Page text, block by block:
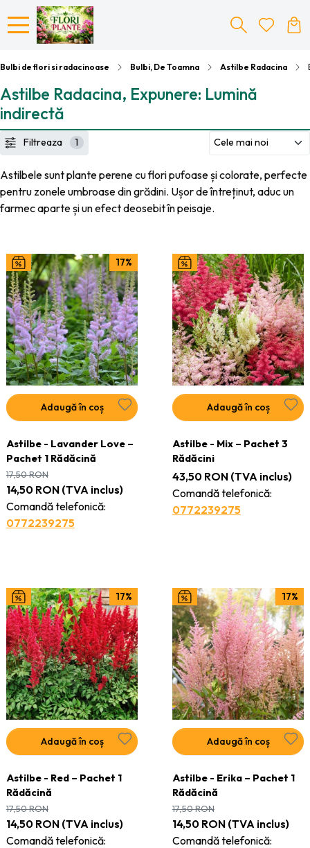
Bulbi de flori si radacinoase Bulbi, De Toamna Astilbe Radacina
Astilbe Radacina, Expunere: Lumină
indirectă
Filtreaza 1
Astilbele sunt plante perene cu flori pufoase și colorate, perfecte
pentru zonele umbroase din grădini. Ușor de întreținut, aduc un
farmec aparte și un efect deosebit în peisaje.
17%
Adaugă în coș
Astilbe - Lavander Love –
Pachet 1 Rădăcină
14,50 RON(TVA inclus)
Comandă telefonică:
0772239275
17,50RON
Adaugă în coș
Astilbe - Mix – Pachet 3
Rădăcini
43,50 RON(TVA inclus)
Comandă telefonică:
0772239275
17%
Adaugă în coș
Astilbe - Red – Pachet 1
Rădăcină
14,50 RON(TVA inclus)
Comandă telefonică:
17,50RON
17%
Adaugă în coș
Astilbe - Erika – Pachet 1
Rădăcină
14,50 RON(TVA inclus)
Comandă telefonică:
17,50RON